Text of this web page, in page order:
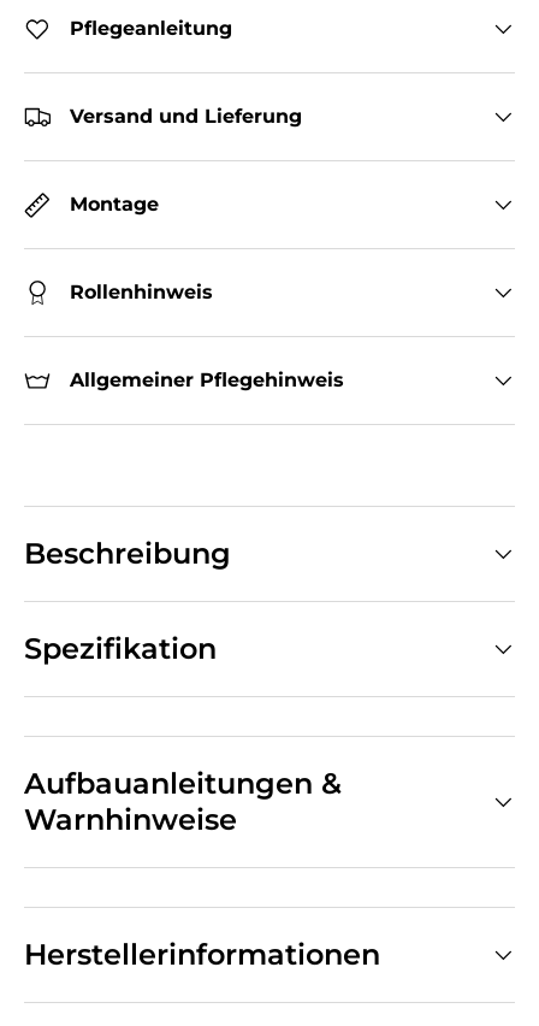
Pflegeanleitung
Versand und Lieferung
Montage
Rollenhinweis
Allgemeiner Pflegehinweis
Beschreibung
Spezifikation
Aufbauanleitungen &
Warnhinweise
Herstellerinformationen